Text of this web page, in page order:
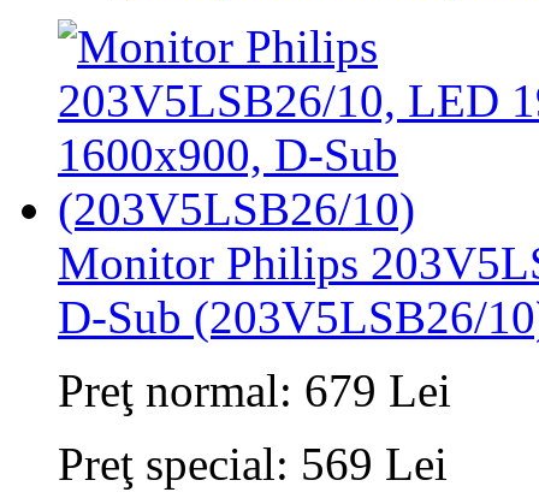
Monitor Philips
D-Sub (203V5LSB26/
Preţ normal: 679 Lei
Preţ special: 569 Lei